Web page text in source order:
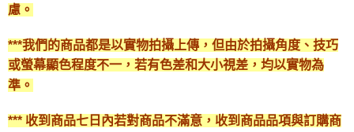
慮。
***我們的商品都是以實物拍攝上傳，但由於拍攝角度、技巧
或螢幕顯色程度不一，若有色差和大小視差，均以實物為
準。
*** 收到商品七日內若對商品不滿意，收到商品品項與訂購商